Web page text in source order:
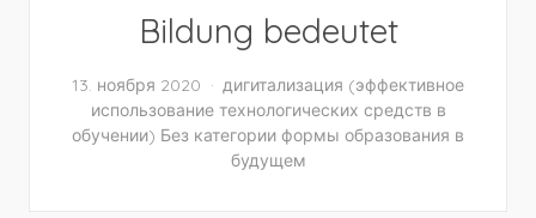
Bildung bedeutet
13. ноября 2020 дигитализация (эффективное
использование технологических средств в
обучении) Без категории формы образования в
будущем